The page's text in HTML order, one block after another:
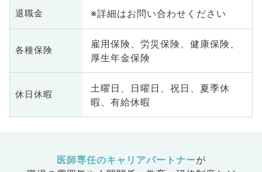
退職金 ※詳細はお問い合わせください
各種保険
雇用保険、労災保険、健康保険、
厚生年金保険
休日休暇
土曜日、日曜日、祝日、夏季休
暇、有給休暇
医師専任のキャリアパートナーが